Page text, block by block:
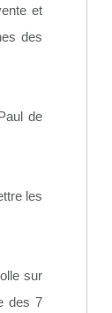
et
des
de
les
sur
des 7